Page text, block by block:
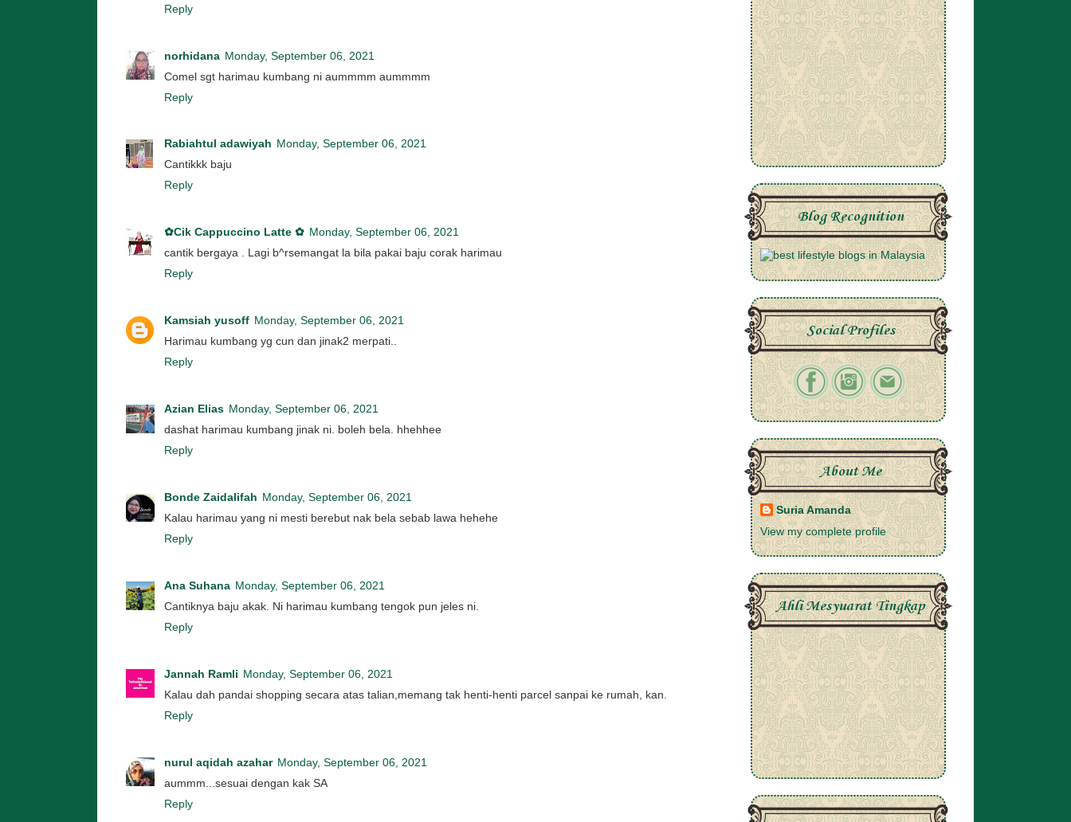
Reply
norhidana Monday, September 06, 2021
Comel sgt harimau kumbang ni aummmm aummmm
Reply
Rabiahtul adawiyah Monday, September 06, 2021
Cantikkk baju
Reply
✿Cik Cappuccino Latte ✿ Monday, September 06, 2021
cantik bergaya . Lagi b^rsemangat la bila pakai baju corak harimau
Reply
Kamsiah yusoff Monday, September 06, 2021
Harimau kumbang yg cun dan jinak2 merpati..
Reply
Azian Elias Monday, September 06, 2021
dashat harimau kumbang jinak ni. boleh bela. hhehhee
Reply
Bonde Zaidalifah Monday, September 06, 2021
Kalau harimau yang ni mesti berebut nak bela sebab lawa hehehe
Reply
Ana Suhana Monday, September 06, 2021
Cantiknya baju akak. Ni harimau kumbang tengok pun jeles ni.
Reply
Jannah Ramli Monday, September 06, 2021
Kalau dah pandai shopping secara atas talian,memang tak henti-henti parcel sanpai ke rumah, kan.
Reply
nurul aqidah azahar Monday, September 06, 2021
aummm...sesuai dengan kak SA
Reply
Blog Recognition
Social Profiles
About Me
Suria Amanda
View my complete profile
Ahli Mesyuarat Tingkap